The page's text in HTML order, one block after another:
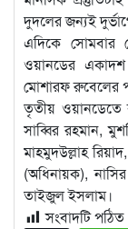
দুদলের জন্যই
এদিকে সোমবার
ওয়ানডের
মোশারফ রুবেলের
তৃতীয় ওয়ানডেতে
সাব্বির রহমান,
মাহমুদউল্লাহ
(অধিনায়ক),
তাইজুল ইসলাম।
সংবাদটি পঠিত